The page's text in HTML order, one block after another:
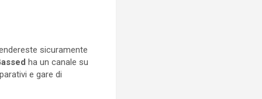
sicuramente
ha un canale su
e gare di